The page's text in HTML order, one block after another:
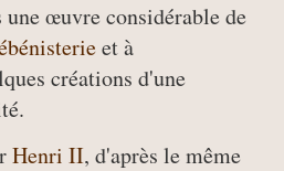
œuvre considérable de
et à
créations d'une
Henri II, d'après le même